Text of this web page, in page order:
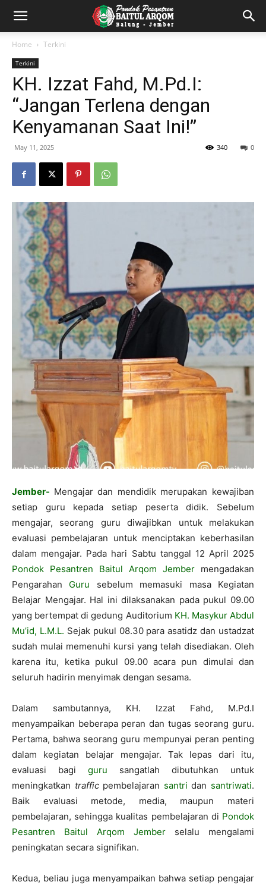
Home Terkini
Terkini
KH. Izzat Fahd, M.Pd.I:
“Jangan Terlena dengan
Kenyamanan Saat Ini!”
May 11, 2025 0
340
Jember- Mengajar dan mendidik merupakan kewajiban
setiap guru kepada setiap peserta didik. Sebelum
mengajar, seorang guru diwajibkan untuk melakukan
evaluasi pembelajaran untuk menciptakan keberhasilan
dalam mengajar. Pada hari Sabtu tanggal 12 April 2025
Pondok Pesantren Baitul Arqom Jember mengadakan
Pengarahan Guru sebelum memasuki masa Kegiatan
Belajar Mengajar. Hal ini dilaksanakan pada pukul 09.00
yang bertempat di gedung Auditorium KH. Masykur Abdul
Mu’id, L.M.L. Sejak pukul 08.30 para asatidz dan ustadzat
sudah mulai memenuhi kursi yang telah disediakan. Oleh
karena itu, ketika pukul 09.00 acara pun dimulai dan
seluruh hadirin menyimak dengan sesama.
Dalam sambutannya, KH. Izzat Fahd, M.Pd.I
menyampaikan beberapa peran dan tugas seorang guru.
Pertama, bahwa seorang guru mempunyai peran penting
dalam kegiatan belajar mengajar. Tak lepas dari itu,
evaluasi bagi guru sangatlah dibutuhkan untuk
meningkatkan traffic pembelajaran santri dan santriwati.
Baik evaluasi metode, media, maupun materi
pembelajaran, sehingga kualitas pembelajaran di Pondok
Pesantren Baitul Arqom Jember selalu mengalami
peningkatan secara signifikan.
Kedua, beliau juga menyampaikan bahwa setiap pengajar